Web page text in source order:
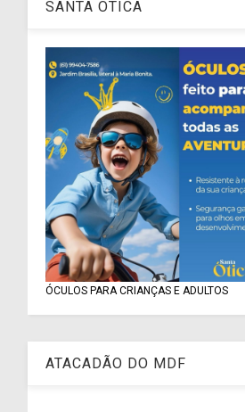
SANTA ÓTICA
ÓCULOS PARA CRIANÇAS E ADULTOS
ATACADÃO DO MDF